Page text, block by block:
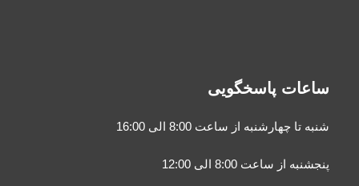
ساعات پاسخگویی
شنبه تا چهارشنبه از ساعت 8:00 الی 16:00
پنجشنبه از ساعت 8:00 الی 12:00